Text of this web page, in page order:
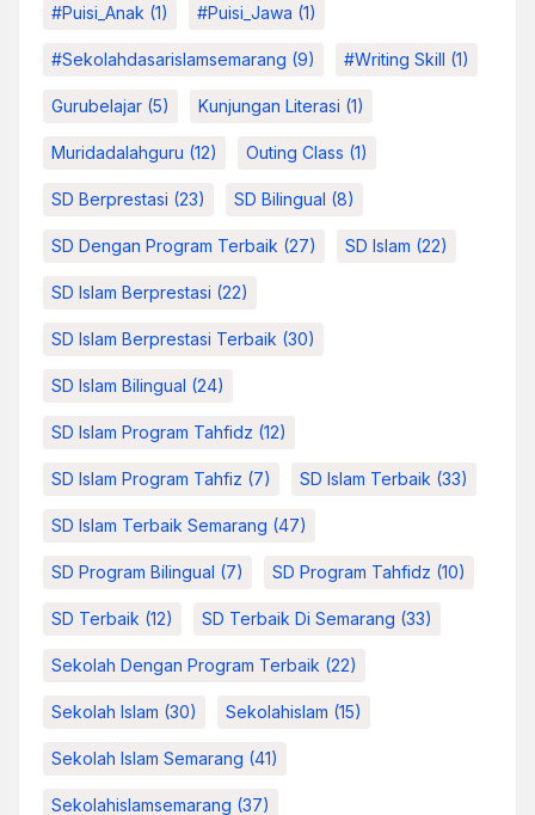
#Puisi_Anak (1) #Puisi_Jawa (1)
#sekolahdasarislamsemarang (9) #Writing Skill (1)
Gurubelajar (5) Kunjungan Literasi (1)
Muridadalahguru (12) Outing Class (1)
SD Berprestasi (23) SD Bilingual (8)
SD Dengan Program Terbaik (27) SD Islam (22)
SD Islam Berprestasi (22)
SD Islam Berprestasi Terbaik (30)
SD Islam Bilingual (24)
SD Islam Program Tahfidz (12)
SD Islam Program Tahfiz (7) SD Islam Terbaik (33)
SD Islam Terbaik Semarang (47)
SD Program Bilingual (7) SD Program Tahfidz (10)
SD Terbaik (12) SD Terbaik Di Semarang (33)
Sekolah Dengan Program Terbaik (22)
Sekolah Islam (30) Sekolahislam (15)
Sekolah Islam Semarang (41)
Sekolahislamsemarang (37)